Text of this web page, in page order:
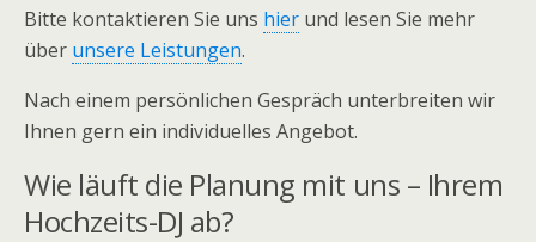
Bitte kontaktieren Sie uns hier und lesen Sie mehr
über unsere Leistungen.
Nach einem persönlichen Gespräch unterbreiten wir
Ihnen gern ein individuelles Angebot.
Wie läuft die Planung mit uns – Ihrem
Hochzeits-DJ ab?